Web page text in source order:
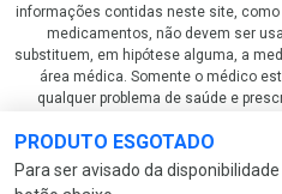
PRODUTO ESGOTADO
Para ser avisado da
informações contidas neste site,
medicamentos, não devem ser
substituem, em hipótese alguma, a
área médica. Somente o médico
qualquer problema de saúde e
fotos contidas em nosso site são
disponibilidade sujeitos a
antimicrobianos vendas apenas em